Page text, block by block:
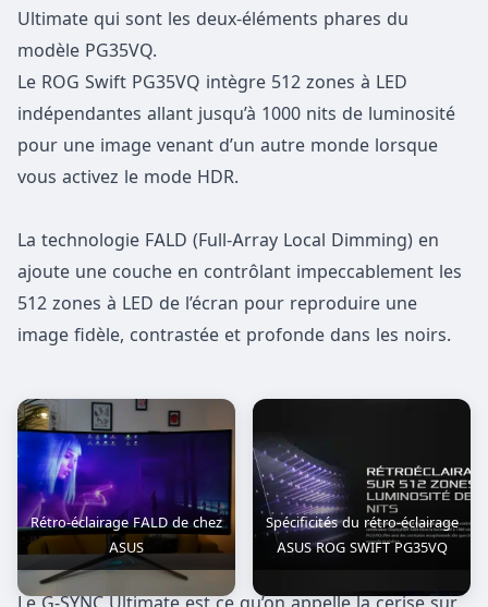
Ultimate qui sont les deux-éléments phares du
modèle PG35VQ.
Le ROG Swift PG35VQ intègre 512 zones à LED
indépendantes allant jusqu’à 1000 nits de luminosité
pour une image venant d’un autre monde lorsque
vous activez le mode HDR.
La technologie FALD (Full-Array Local Dimming) en
ajoute une couche en contrôlant impeccablement les
512 zones à LED de l’écran pour reproduire une
image fidèle, contrastée et profonde dans les noirs.
Rétro-éclairage FALD de chez
ASUS
Spécificités du rétro-éclairage
ASUS ROG SWIFT PG35VQ